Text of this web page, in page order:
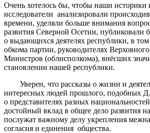
Очень хотелось бы, чтобы наши историки
исследователи анализировали
времени, уделяли больше внимания
развития Северной Осетии, публиковали
о выдающихся деятелях республики, в том
обкома партии, руководителях
Министров (облисполкома), внёсших
становлении нашей республики.
Уверен, что рассказы о жизни и
интересных людей прошлого, подобных
о представителях разных
достойный вклад в общее дело развития
послужат важному делу укрепления
согласия и единения общества.